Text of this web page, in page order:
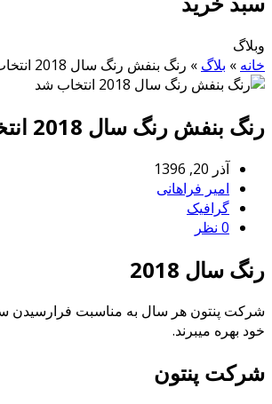
وبلاگ
خانه » بلاگ » رنگ بنفش رنگ سال 2018 انتخاب شد
رنگ بنفش رنگ سال 2018 انتخاب شد
آذر 20, 1396
امیر فراهانی
گرافیک
0 نظر
رنگ سال 2018
شرکت پنتون هر سال به مناسبت فرارسیدن
خود بهره میبرند.
شرکت پنتون